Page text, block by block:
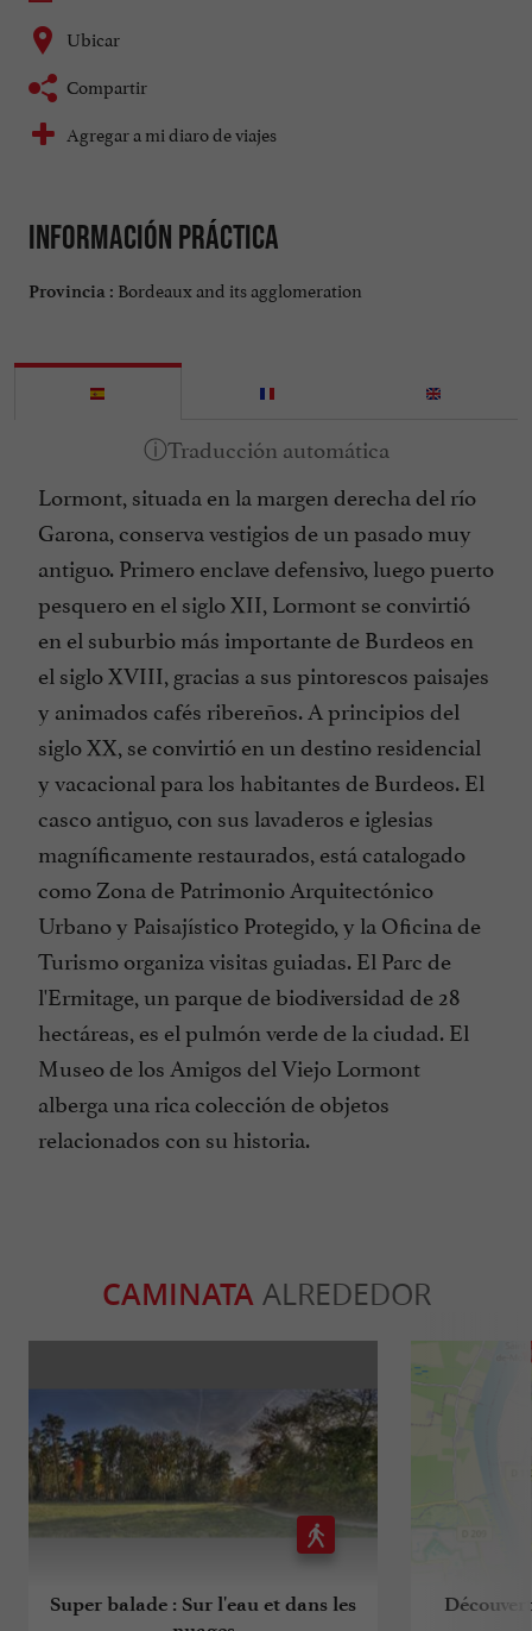
Ubicar
Compartir
Agregar a mi diaro de viajes
Información práctica
Provincia : Bordeaux and its agglomeration
Lormont, situada en la margen derecha del río
Garona, conserva vestigios de un pasado muy
antiguo. Primero enclave defensivo, luego puerto
pesquero en el siglo XII, Lormont se convirtió
en el suburbio más importante de Burdeos en
el siglo XVIII, gracias a sus pintorescos paisajes
y animados cafés ribereños. A principios del
siglo XX, se convirtió en un destino residencial
y vacacional para los habitantes de Burdeos. El
casco antiguo, con sus lavaderos e iglesias
magníficamente restaurados, está catalogado
como Zona de Patrimonio Arquitectónico
Urbano y Paisajístico Protegido, y la Oficina de
Turismo organiza visitas guiadas. El Parc de
l'Ermitage, un parque de biodiversidad de 28
hectáreas, es el pulmón verde de la ciudad. El
Museo de los Amigos del Viejo Lormont
alberga una rica colección de objetos
relacionados con su historia.
CAMINATAALREDEDOR
Super balade : Sur l'eau et dans les